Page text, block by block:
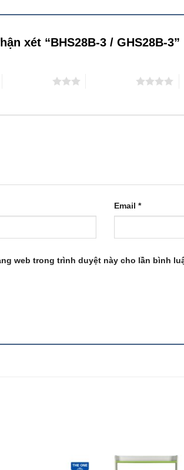
xét “BHS28B-3 / GHS28B-3”
Email *
web trong trình duyệt này cho lần bình